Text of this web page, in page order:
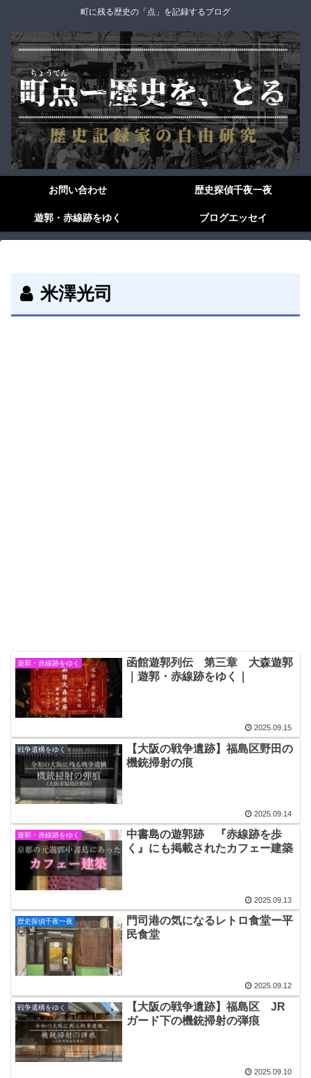
町に残る歴史の「点」を記録するブログ
お問い合わせ 歴史探偵千夜一夜
遊郭・赤線跡をゆく ブログエッセイ
米澤光司
遊郭・赤線跡をゆく
函館遊郭列伝 第三章 大森遊郭
｜遊郭・赤線跡をゆく｜
2025.09.15
戦争遺構をゆく
【大阪の戦争遺跡】福島区野田の
機銃掃射の痕
2025.09.14
遊郭・赤線跡をゆく
中書島の遊郭跡 『赤線跡を歩
く』にも掲載されたカフェー建築
2025.09.13
歴史探偵千夜一夜
門司港の気になるレトロ食堂ー平
民食堂
2025.09.12
戦争遺構をゆく
【大阪の戦争遺跡】福島区 JR
ガード下の機銃掃射の弾痕
2025.09.10